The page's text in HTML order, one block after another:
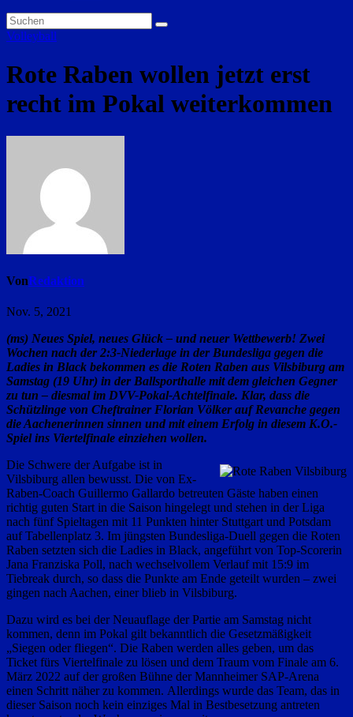
Volleyball
Rote Raben wollen jetzt erst
recht im Pokal weiterkommen
VonRedaktion
Nov. 5, 2021
(ms) Neues Spiel, neues Glück – und neuer Wettbewerb! Zwei
Wochen nach der 2:3-Niederlage in der Bundesliga gegen die
Ladies in Black bekommen es die Roten Raben aus Vilsbiburg am
Samstag (19 Uhr) in der Ballsporthalle mit dem gleichen Gegner
zu tun – diesmal im DVV-Pokal-Achtelfinale. Klar, dass die
Schützlinge von Cheftrainer Florian Völker auf Revanche gegen
die Aachenerinnen sinnen und mit einem Erfolg in diesem K.O.-
Spiel ins Viertelfinale einziehen wollen.
Die Schwere der Aufgabe ist in
Vilsbiburg allen bewusst. Die von Ex-
Raben-Coach Guillermo Gallardo betreuten Gäste haben einen
richtig guten Start in die Saison hingelegt und stehen in der Liga
nach fünf Spieltagen mit 11 Punkten hinter Stuttgart und Potsdam
auf Tabellenplatz 3. Im jüngsten Bundesliga-Duell gegen die Roten
Raben setzten sich die Ladies in Black, angeführt von Top-Scorerin
Jana Franziska Poll, nach wechselvollem Verlauf mit 15:9 im
Tiebreak durch, so dass die Punkte am Ende geteilt wurden – zwei
gingen nach Aachen, einer blieb in Vilsbiburg.
Dazu wird es bei der Neuauflage der Partie am Samstag nicht
kommen, denn im Pokal gilt bekanntlich die Gesetzmäßigkeit
„Siegen oder fliegen“. Die Raben werden alles geben, um das
Ticket fürs Viertelfinale zu lösen und dem Traum vom Finale am 6.
März 2022 auf der großen Bühne der Mannheimer SAP-Arena
einen Schritt näher zu kommen. Allerdings wurde das Team, das in
dieser Saison noch kein einziges Mal in Bestbesetzung antreten